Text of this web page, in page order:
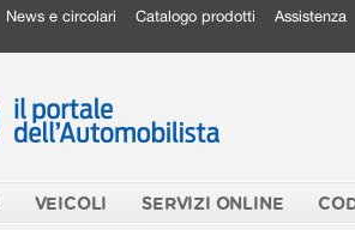
News e circolari Catalogo prodotti Assistenza
VEICOLI SERVIZI ONLINE